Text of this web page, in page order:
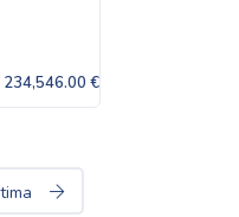
234,546.00 €